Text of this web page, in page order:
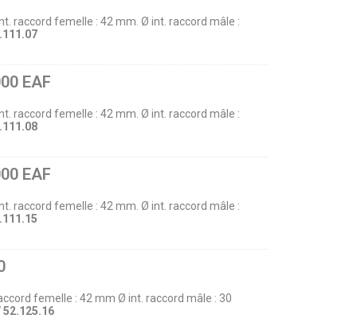
raccord femelle : 42 mm. Ø int. raccord mâle :
EAF
raccord femelle : 42 mm. Ø int. raccord mâle :
EAF
raccord femelle : 42 mm. Ø int. raccord mâle :
femelle : 42 mm Ø int. raccord mâle : 30
52.125.16